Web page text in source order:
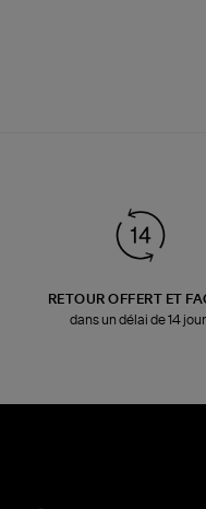
RETOUR OFFERT ET
dans un délai de 14